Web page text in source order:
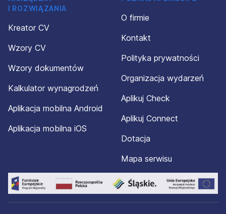
I ROZWIĄZANIA
Kreator CV
Wzory CV
Wzory dokumentów
Kalkulator wynagrodzeń
Aplikacja mobilna Android
Aplikacja mobilna iOS
O firmie
Kontakt
Polityka prywatności
Organizacja wydarzeń
Aplikuj Check
Aplikuj Connect
Dotacja
Mapa serwisu